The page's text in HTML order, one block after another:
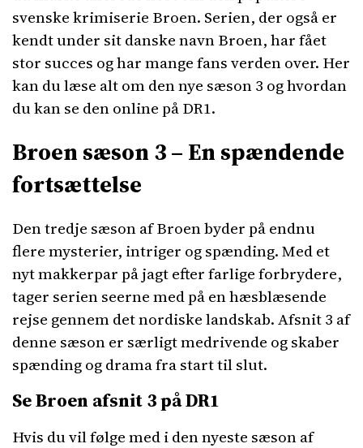
svenske krimiserie Broen. Serien, der også er
kendt under sit danske navn Broen, har fået
stor succes og har mange fans verden over. Her
kan du læse alt om den nye sæson 3 og hvordan
du kan se den online på DR1.
Broen sæson 3 – En spændende
fortsættelse
Den tredje sæson af Broen byder på endnu
flere mysterier, intriger og spænding. Med et
nyt makkerpar på jagt efter farlige forbrydere,
tager serien seerne med på en hæsblæsende
rejse gennem det nordiske landskab. Afsnit 3 af
denne sæson er særligt medrivende og skaber
spænding og drama fra start til slut.
Se Broen afsnit 3 på DR1
Hvis du vil følge med i den nyeste sæson af